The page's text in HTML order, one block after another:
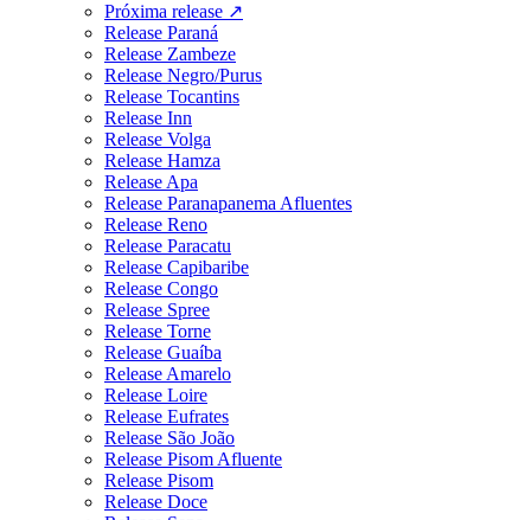
Próxima release ↗
Release Paraná
Release Zambeze
Release Negro/Purus
Release Tocantins
Release Inn
Release Volga
Release Hamza
Release Apa
Release Paranapanema Afluentes
Release Reno
Release Paracatu
Release Capibaribe
Release Congo
Release Spree
Release Torne
Release Guaíba
Release Amarelo
Release Loire
Release Eufrates
Release São João
Release Pisom Afluente
Release Pisom
Release Doce